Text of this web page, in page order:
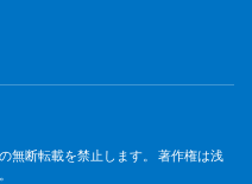
無断転載を禁止します。 著作権は浅